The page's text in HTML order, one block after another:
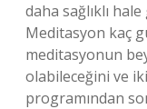
daha sağlıklı
Meditasyon kaç
meditasyonun
olabileceğini ve
programından